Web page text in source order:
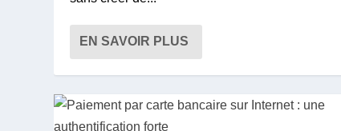
EN SAVOIR PLUS